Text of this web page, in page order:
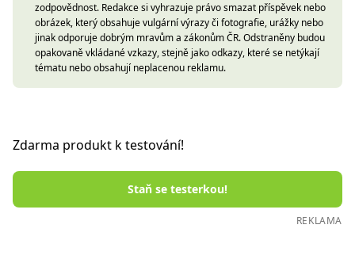
zodpovědnost. Redakce si vyhrazuje právo smazat příspěvek nebo
obrázek, který obsahuje vulgární výrazy či fotografie, urážky nebo
jinak odporuje dobrým mravům a zákonům ČR. Odstraněny budou
opakovaně vkládané vzkazy, stejně jako odkazy, které se netýkají
tématu nebo obsahují neplacenou reklamu.
Zdarma produkt k testování!
Staň se testerkou!
REKLAMA